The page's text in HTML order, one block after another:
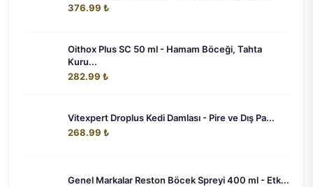
376.99 ₺
Oithox Plus SC 50 ml - Hamam Böceği, Tahta
Kuru...
282.99 ₺
Vitexpert Droplus Kedi Damlası - Pire ve Dış Pa...
268.99 ₺
Genel Markalar Reston Böcek Spreyi 400 ml - Etk...